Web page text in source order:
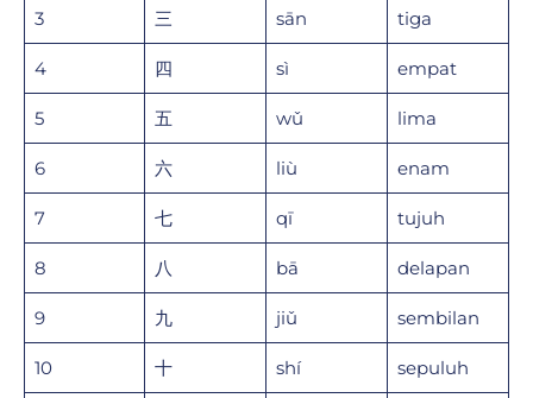
3 三 sān tiga
4 四 sì empat
5 五 wǔ lima
6 六 liù enam
7 七 qī tujuh
8 八 bā delapan
9 九 jiǔ sembilan
10 十 shí sepuluh